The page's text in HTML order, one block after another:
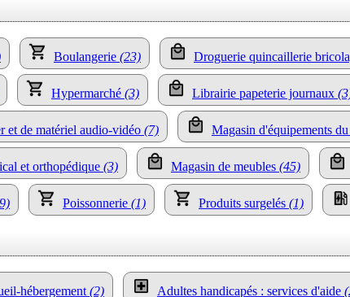
Boulangerie (23) Droguerie quincaillerie
Hypermarché (3) Librairie papeterie journaux
et de matériel audio-vidéo (7) Magasin d'équipements
et orthopédique (3) Magasin de meubles (45)
Poissonnerie (1) Produits surgelés (1)
hébergement (2) Adultes handicapés : services d'aide